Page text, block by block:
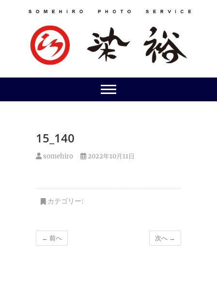
15_140
somehiro 2022年10月11日
カテゴリー:
← 前へ 次へ →